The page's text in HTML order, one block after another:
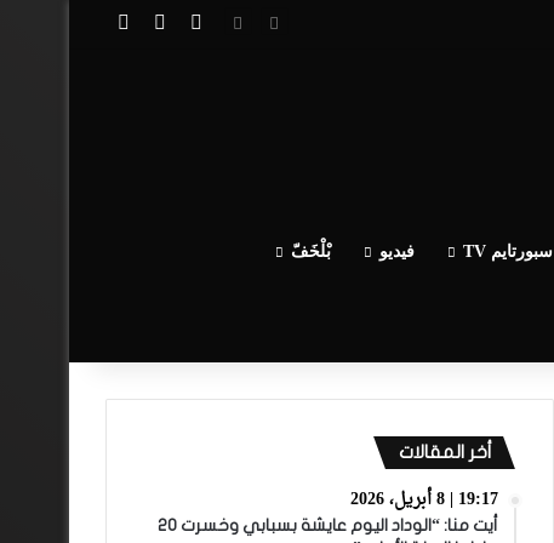
تسجيل الدخول
مقال عشوائي
سبورتايم TV فيديو بْلْخَفّ
أخر المقالات
19:17 | 8 أبريل، 2026
أيت منا: “الوداد اليوم عايشة بسبابي وخسرت 20